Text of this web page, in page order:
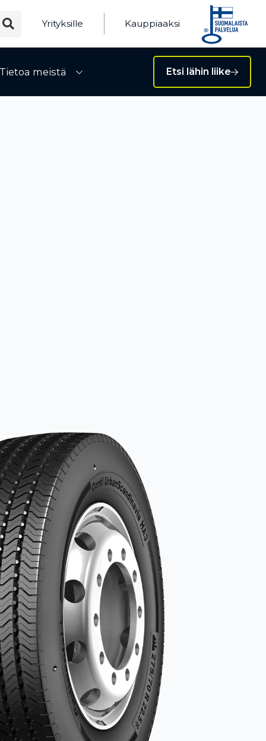
Yrityksille Kauppiaaksi
Tietoa meistä Etsi lähin liike